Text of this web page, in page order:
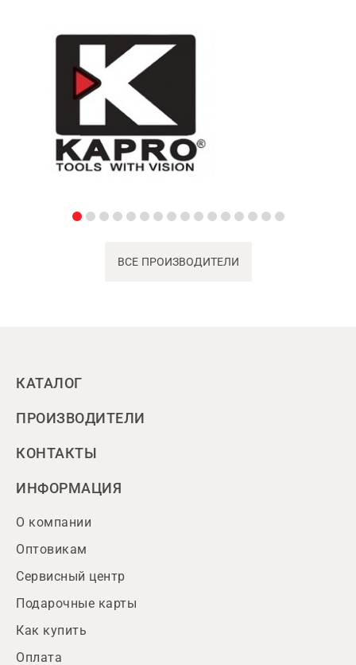
ВСЕ ПРОИЗВОДИТЕЛИ
КАТАЛОГ
ПРОИЗВОДИТЕЛИ
КОНТАКТЫ
ИНФОРМАЦИЯ
О компании
Оптовикам
Сервисный центр
Подарочные карты
Как купить
Оплата